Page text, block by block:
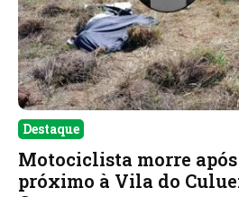
Destaque
Motociclista morre
próximo à Vila do